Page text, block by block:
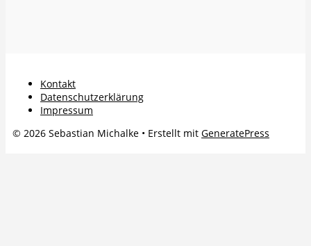
Kontakt
Datenschutzerklärung
Impressum
© 2026 Sebastian Michalke • Erstellt mit GeneratePress